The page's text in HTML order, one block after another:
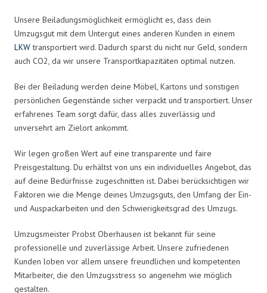
Unsere Beiladungsmöglichkeit ermöglicht es, dass dein
Umzugsgut mit dem Untergut eines anderen Kunden in einem
LKWtransportiert wird. Dadurch sparst du nicht nur Geld, sondern
auch CO2, da wir unsere Transportkapazitäten optimal nutzen.
Bei der Beiladung werden deine Möbel, Kartons und sonstigen
persönlichen Gegenstände sicher verpackt und transportiert. Unser
erfahrenes Team sorgt dafür, dass alles zuverlässig und
unversehrt am Zielort ankommt.
Wir legen großen Wert auf eine transparente und faire
Preisgestaltung. Du erhältst von uns ein individuelles Angebot, das
auf deine Bedürfnisse zugeschnitten ist. Dabei berücksichtigen wir
Faktoren wie die Menge deines Umzugsguts, den Umfang der Ein-
und Auspackarbeiten und den Schwierigkeitsgrad des Umzugs.
Umzugsmeister Probst Oberhausen ist bekannt für seine
professionelle und zuverlässige Arbeit. Unsere zufriedenen
Kunden loben vor allem unsere freundlichen und kompetenten
Mitarbeiter, die den Umzugsstress so angenehm wie möglich
gestalten.